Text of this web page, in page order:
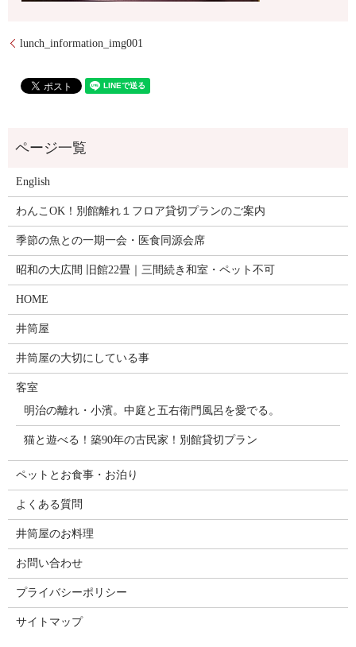
lunch_information_img001
English
わんこOK！別館離れ１フロア貸切プランのご案内
季節の魚との一期一会・医食同源会席
昭和の大広間 旧館22畳｜三間続き和室・ペット不可
HOME
井筒屋
井筒屋の大切にしている事
客室
明治の離れ・小濱。中庭と五右衛門風呂を愛でる。
猫と遊べる！築90年の古民家！別館貸切プラン
ペットとお食事・お泊り
よくある質問
井筒屋のお料理
お問い合わせ
プライバシーポリシー
サイトマップ